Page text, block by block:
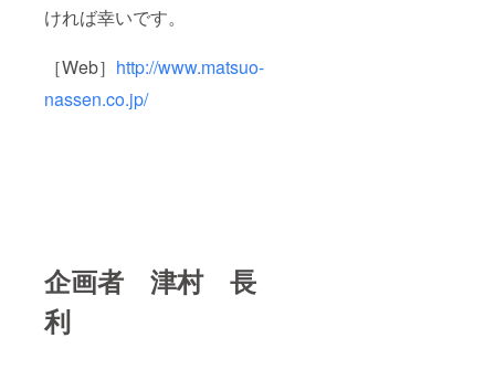
ければ幸いです。
［Web］ http://www.matsuo-
nassen.co.jp/
企画者 津村 長
利